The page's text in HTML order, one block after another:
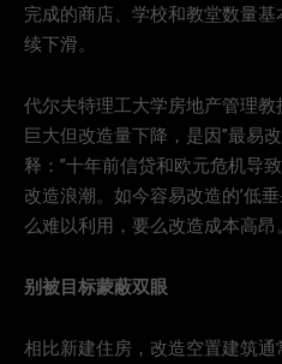
完成的商店、学校和教堂数量
续下滑。
代尔夫特理工大学房地产管理
巨大但改造量下降，是因”最易
释：”十年前信贷和欧元危机导
改造浪潮。如今容易改造的’低
么难以利用，要么改造成本高昂。
别被目标蒙蔽双眼
相比新建住房，改造空置建筑通